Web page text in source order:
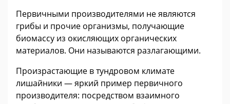
Первичными производителями не являются
грибы и прочие организмы, получающие
биомассу из окисляющих органических
материалов. Они называются разлагающими.
Произрастающие в тундровом климате
лишайники — яркий пример первичного
производителя: посредством взаимного